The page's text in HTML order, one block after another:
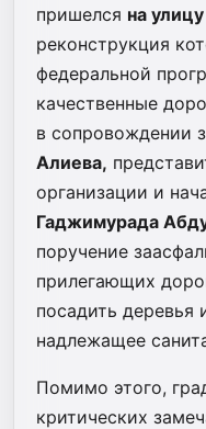
пришелся на
реконструкция
федеральной
качественные
в сопровождении
Алиева,
организации и
Гаджимурада
поручение
прилегающих
посадить деревья
надлежащее
Помимо этого,
критических